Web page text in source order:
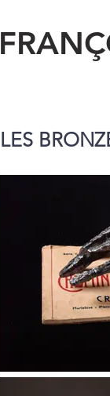
LES